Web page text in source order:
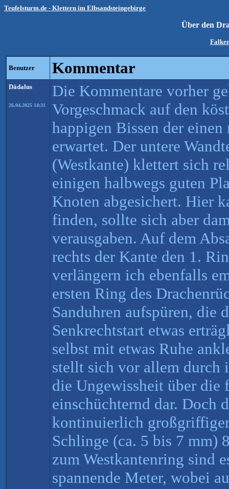
Teufelsturm.de - Klettern im Elbsandsteingebirge
Über den
Benutzer Kommentar
Dädalus
26.04.2025 14:31
Die Kommentare vorher
Vorgeschmack auf den
happigen Bissen der
erwartet. Der untere
(Westkante) klettert sich
einigen halbwegs guten
Knoten abgesichert. Hier
finden, sollte sich aber
verausgaben. Auf dem
rechts der Kante den 1.
verlängern ich ebenfalls
ersten Ring des
Sanduhren aufspüren, die
Senkrechtstart etwas
selbst mit etwas Ruhe
stellt sich vor allem durch
die Ungewissheit über die
einschüchternd dar. Doch
kontinuierlich
Schlinge (ca. 5 bis 7 mm)
zum Westkantenring sind
spannende Meter, wobei